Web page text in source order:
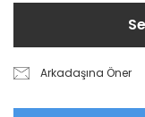
Arkadaşına Öner